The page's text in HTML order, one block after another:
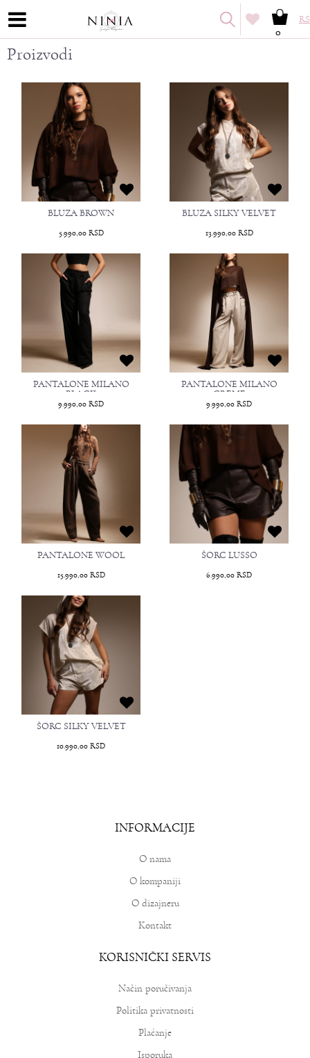
RS
0
Proizvodi
BLUZA BROWN
5.990,00 RSD
BLUZA SILKY VELVET
13.990,00 RSD
PANTALONE MILANO
BLACK
9.990,00 RSD
PANTALONE MILANO
CREME
9.990,00 RSD
PANTALONE WOOL
15.990,00 RSD
ŠORC LUSSO
6.990,00 RSD
ŠORC SILKY VELVET
10.990,00 RSD
INFORMACIJE
O nama
O kompaniji
O dizajneru
Kontakt
KORISNIČKI SERVIS
Način poručivanja
Politika privatnosti
Plaćanje
Isporuka